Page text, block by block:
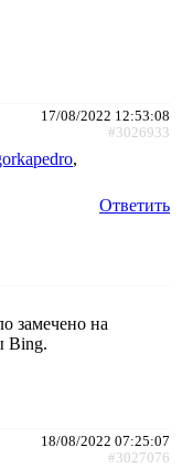
17/08/2022 12:53:08
#3026933
,
Ответить
замечено на
Bing.
18/08/2022 07:25:07
#3027076